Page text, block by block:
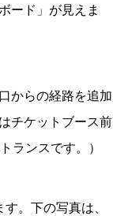
ード」が見えま
からの経路を追加
チケットブース前
ランスです。）
。下の写真は、